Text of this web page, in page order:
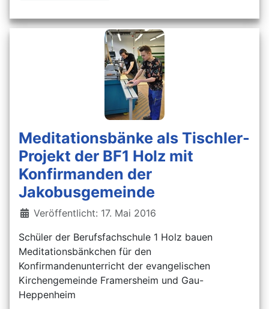
Meditationsbänke als Tischler-
Projekt der BF1 Holz mit
Konfirmanden der
Jakobusgemeinde
Details
Veröffentlicht: 17. Mai 2016
Schüler der Berufsfachschule 1 Holz bauen
Meditationsbänkchen für den
Konfirmandenunterricht der evangelischen
Kirchengemeinde Framersheim und Gau-
Heppenheim